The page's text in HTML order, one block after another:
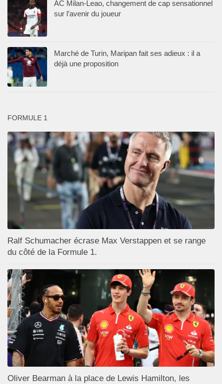
AC Milan-Leao, changement de cap sensationnel
sur l’avenir du joueur
Marché de Turin, Maripan fait ses adieux : il a
déjà une proposition
FORMULE 1
Ralf Schumacher écrase Max Verstappen et se range
du côté de la Formule 1.
Oliver Bearman à la place de Lewis Hamilton, les